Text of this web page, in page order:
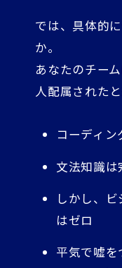
では、具体的
か。
あなたのチー
人配属された
コーディ
文法知識は
しかし、
はゼロ
平気で嘘